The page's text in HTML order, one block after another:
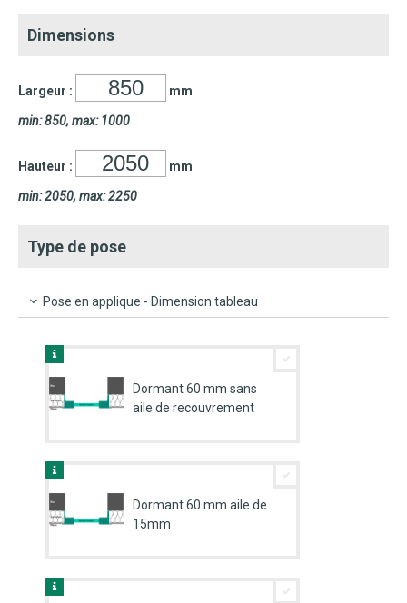
Dimensions
Largeur : mm
min: 850, max: 1000
Hauteur : mm
min: 2050, max: 2250
Type de pose
Pose en applique - Dimension tableau
Dormant 60 mm sans
aile de recouvrement
Dormant 60 mm aile de
15mm